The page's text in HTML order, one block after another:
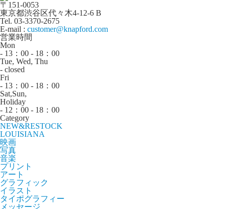
〒151-0053
東京都渋谷区代々木4-12-6 B
Tel. 03-3370-2675
E-mail : customer@knapford.com
営業時間
Mon
- 13：00 - 18：00
Tue, Wed, Thu
- closed
Fri
- 13：00 - 18：00
Sat,Sun,
Holiday
- 12：00 - 18：00
Category
NEW&RESTOCK
LOUISIANA
映画
写真
音楽
プリント
アート
グラフィック
イラスト
タイポグラフィー
メッセージ